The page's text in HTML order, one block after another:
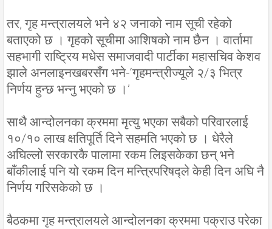
तर, गृह मन्त्रालयले भने ४२ जनाको नाम सूची रहेको
बताएको छ । गृहको सूचीमा आशिषको नाम छैन । वार्तामा
सहभागी राष्ट्रिय मधेस समाजवादी पार्टीका महासचिव केशव
झाले अनलाइनखबरसँग भने-‘गृहमन्त्रीज्यूले २/३ भित्र
निर्णय हुन्छ भन्नु भएको छ ।’
साथै आन्दोलनका क्रममा मृत्यु भएका सबैको परिवारलाई
१०/१० लाख क्षतिपूर्ति दिने सहमति भएको छ । धेरैले
अघिल्लो सरकारकै पालामा रकम लिइसकेका छन् भने
बाँकीलाई पनि यो रकम दिन मन्त्रिपरिषद्ले केही दिन अघि नै
निर्णय गरिसकेको छ ।
बैठकमा गृह मन्त्रालयले आन्दोलनका क्रममा पक्राउ परेका